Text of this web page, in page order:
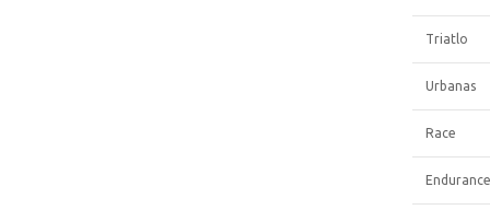
Triatlo
Urbanas
Race
Endurance